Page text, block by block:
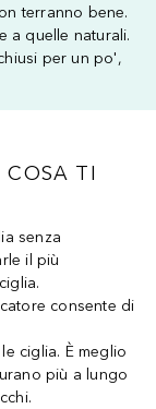
terranno bene.
a quelle naturali.
per un po',
TI
senza
il più
consente di
ciglia. È meglio
più a lungo